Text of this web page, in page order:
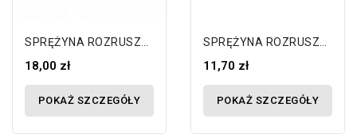
18,00 zł
POKAŻ SZCZEGÓŁY
11,70 zł
POKAŻ SZCZEGÓŁY